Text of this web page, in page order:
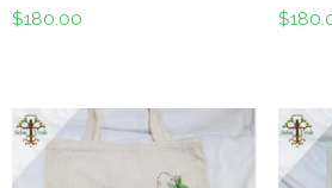
$180.00 $